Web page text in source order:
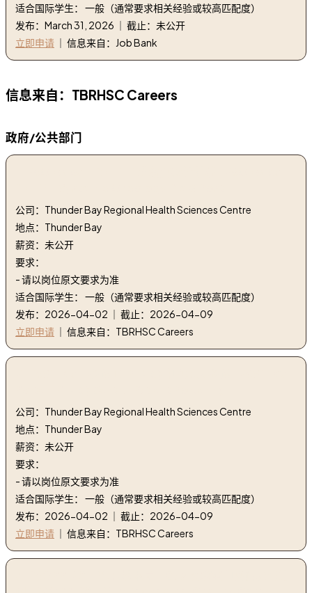
适合国际学生： 一般（通常要求相关经验或较高匹配度）
发布：March 31, 2026 ｜ 截止：未公开
立即申请 ｜ 信息来自：Job Bank
信息来自：TBRHSC Careers
政府/公共部门
公司：Thunder Bay Regional Health Sciences Centre
地点：Thunder Bay
薪资：未公开
要求：
- 请以岗位原文要求为准
适合国际学生： 一般（通常要求相关经验或较高匹配度）
发布：2026-04-02 ｜ 截止：2026-04-09
立即申请 ｜ 信息来自：TBRHSC Careers
公司：Thunder Bay Regional Health Sciences Centre
地点：Thunder Bay
薪资：未公开
要求：
- 请以岗位原文要求为准
适合国际学生： 一般（通常要求相关经验或较高匹配度）
发布：2026-04-02 ｜ 截止：2026-04-09
立即申请 ｜ 信息来自：TBRHSC Careers